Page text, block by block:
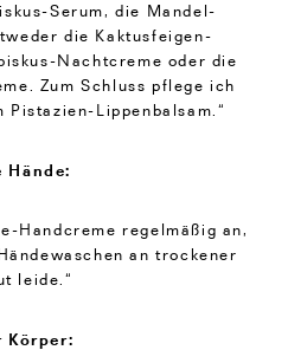
Serum, die Mandel-
die Kaktusfeigen-
Nachtcreme oder die
Zum Schluss pflege ich
Pistazien-Lippenbalsam.“
Hände:
Handcreme regelmäßig an,
an trockener
leide.“
Körper: